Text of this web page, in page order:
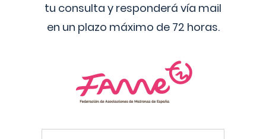
tu consulta y responderá vía mail
en un plazo máximo de 72 horas.